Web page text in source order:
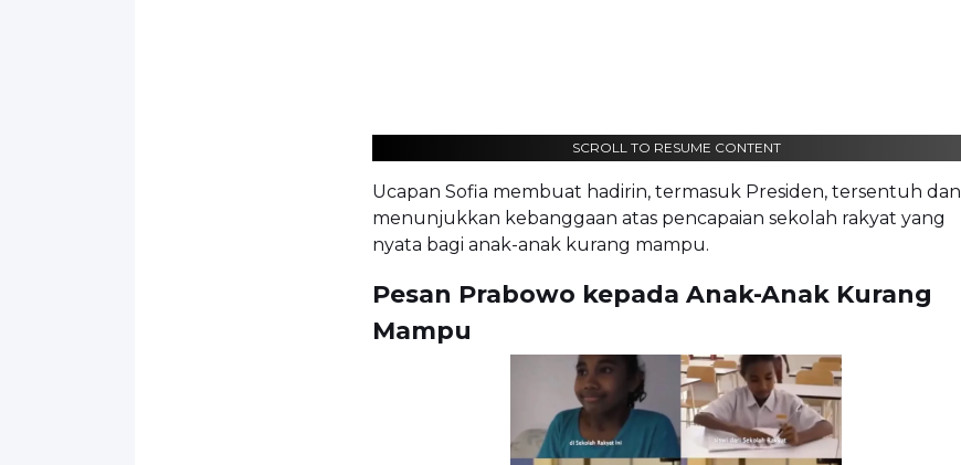
SCROLL TO RESUME CONTENT
Ucapan Sofia membuat hadirin, termasuk Presiden, tersentuh dan
menunjukkan kebanggaan atas pencapaian sekolah rakyat yang
nyata bagi anak-anak kurang mampu.
Pesan Prabowo kepada Anak-Anak Kurang
Mampu